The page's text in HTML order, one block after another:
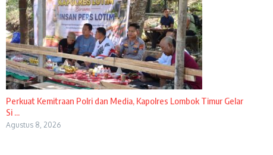
Perkuat Kemitraan Polri dan Media, Kapolres Lombok Timur Gelar
Si ...
Agustus 8, 2026